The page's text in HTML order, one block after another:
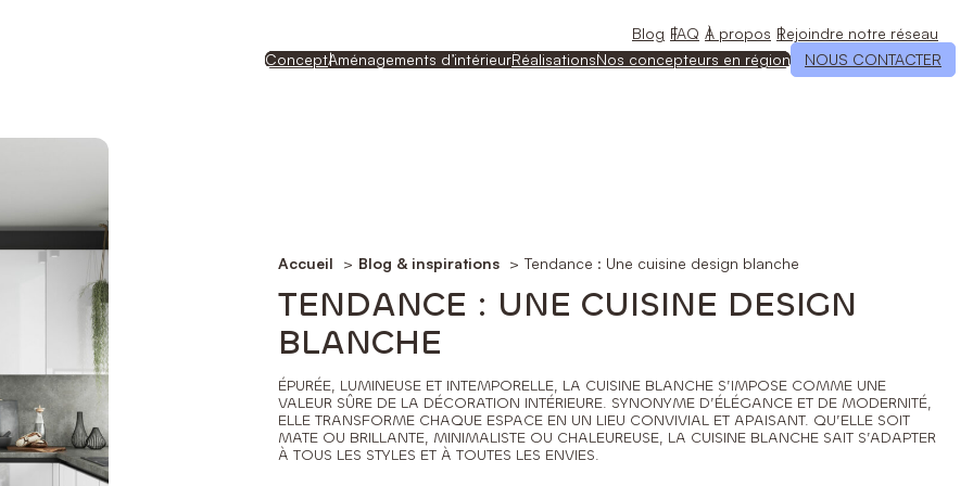
Blog FAQ À propos Rejoindre notre réseau
ConceptAménagements d’intérieurRéalisationsNos concepteurs en région NOUS CONTACTER
Accueil Blog & inspirations Tendance : Une cuisine design blanche
TENDANCE : UNE CUISINE DESIGN
BLANCHE
ÉPURÉE, LUMINEUSE ET INTEMPORELLE, LA CUISINE BLANCHE S’IMPOSE COMME UNE
VALEUR SÛRE DE LA DÉCORATION INTÉRIEURE. SYNONYME D’ÉLÉGANCE ET DE MODERNITÉ,
ELLE TRANSFORME CHAQUE ESPACE EN UN LIEU CONVIVIAL ET APAISANT. QU’ELLE SOIT
MATE OU BRILLANTE, MINIMALISTE OU CHALEUREUSE, LA CUISINE BLANCHE SAIT S’ADAPTER
À TOUS LES STYLES ET À TOUTES LES ENVIES.